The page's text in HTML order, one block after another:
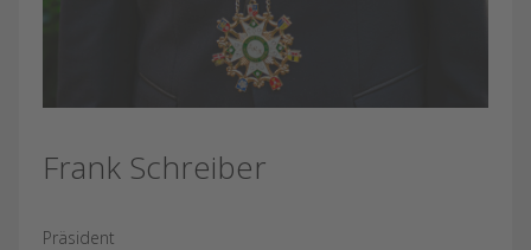
Frank Schreiber
Präsident